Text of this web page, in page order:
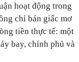
hoạt động trong
chỉ bán giấc mơ
tiền thực tế: một
bay, chính phủ và